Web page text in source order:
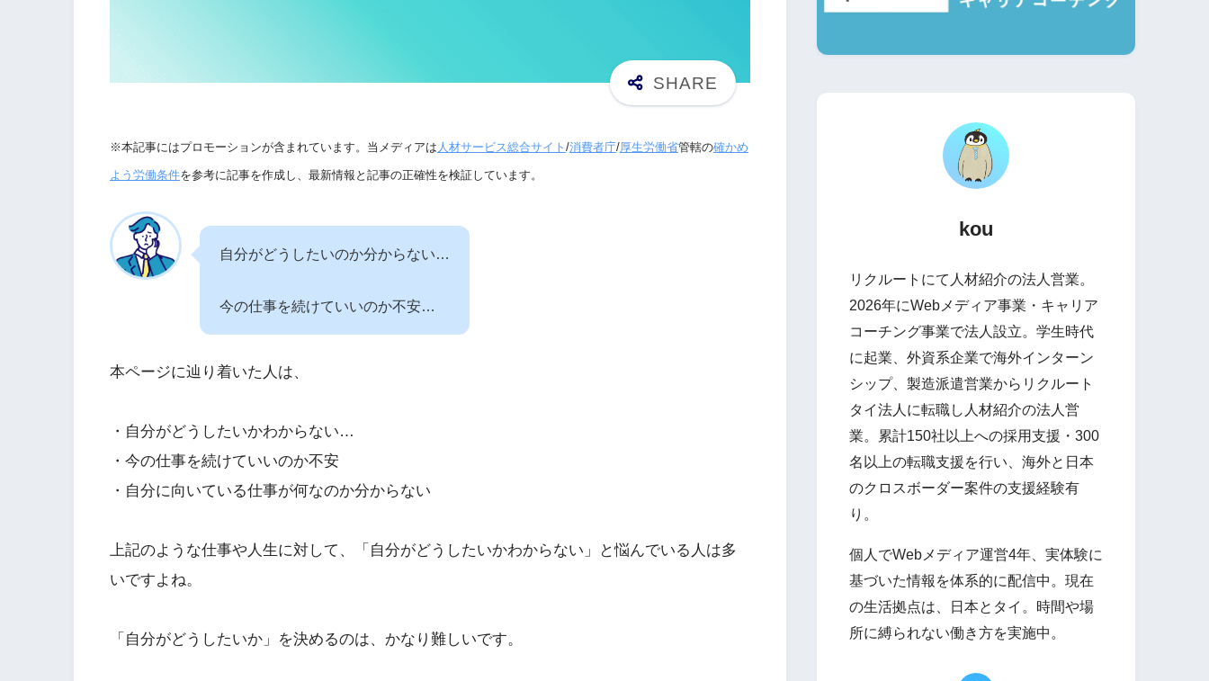
※本記事にはプロモーションが含まれています。当メディアは 人材サービス総合サイト /消費者庁/厚生労働省管轄の確かめ
よう労働条件を参考に記事を作成し、最新情報と記事の正確性を検証しています。
自分がどうしたいのか分からない…
今の仕事を続けていいのか不安…
本ページに辿り着いた人は、
・自分がどうしたいかわからない…
・今の仕事を続けていいのか不安
・自分に向いている仕事が何なのか分からない
上記のような仕事や人生に対して、「自分がどうしたいかわからない」と悩んでいる人は多
いですよね。
「自分がどうしたいか」を決めるのは、かなり難しいです。
kou
リクルートにて人材紹介の法人営業。
2026年にWebメディア事業・キャリア
コーチング事業で法人設立。学生時代
に起業、外資系企業で海外インターン
シップ、製造派遣営業からリクルート
タイ法人に転職し人材紹介の法人営
業。累計150社以上への採用支援・300
名以上の転職支援を行い、海外と日本
のクロスボーダー案件の支援経験有
り。
個人でWebメディア運営4年、実体験に
基づいた情報を体系的に配信中。現在
の生活拠点は、日本とタイ。時間や場
所に縛られない働き方を実施中。